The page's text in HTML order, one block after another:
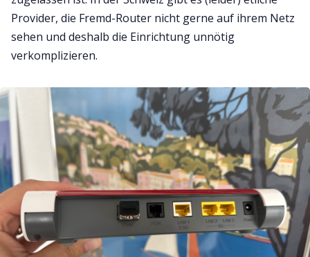
Provider, die Fremd-Router nicht gerne auf ihrem Netz
sehen und deshalb die Einrichtung unnötig
verkomplizieren.